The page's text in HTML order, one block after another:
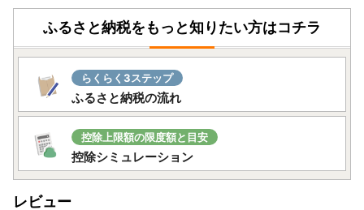
電話にてご連絡ください。
■ 冷凍便・賞味期限の短い食品について
以下のような返礼品は、賞味期限が発送日からおおむね7日
以内とされる「賞味期限の短い食品」に該当し、再送対応い
たしかねます。
・生鮮食品（肉・魚・野菜・果物など）
・冷蔵保存が必要なスイーツ（ケーキ、プリン等）
・無添加・手作りの加工品（惣菜、漬物など）
ふるさと納税をもっと知りたい方はコチラ
らくらく3ステップ
ふるさと納税の流れ
控除上限額の限度額と目安
控除シミュレーション
レビュー